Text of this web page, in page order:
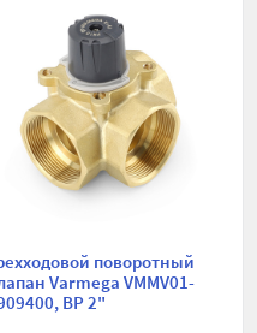
поворотный
Varmega VMMV01-
ВР 2"